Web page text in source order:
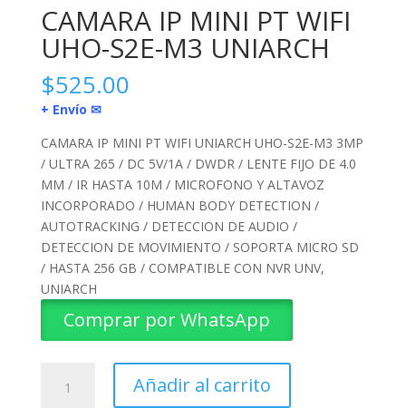
CAMARA IP MINI PT WIFI
UHO-S2E-M3 UNIARCH
$525.00
+ Envío ✉
CAMARA IP MINI PT WIFI UNIARCH UHO-S2E-M3 3MP
/ ULTRA 265 / DC 5V/1A / DWDR / LENTE FIJO DE 4.0
MM / IR HASTA 10M / MICROFONO Y ALTAVOZ
INCORPORADO / HUMAN BODY DETECTION /
AUTOTRACKING / DETECCION DE AUDIO /
DETECCION DE MOVIMIENTO / SOPORTA MICRO SD
/ HASTA 256 GB / COMPATIBLE CON NVR UNV,
UNIARCH
Comprar por WhatsApp
Añadir al carrito